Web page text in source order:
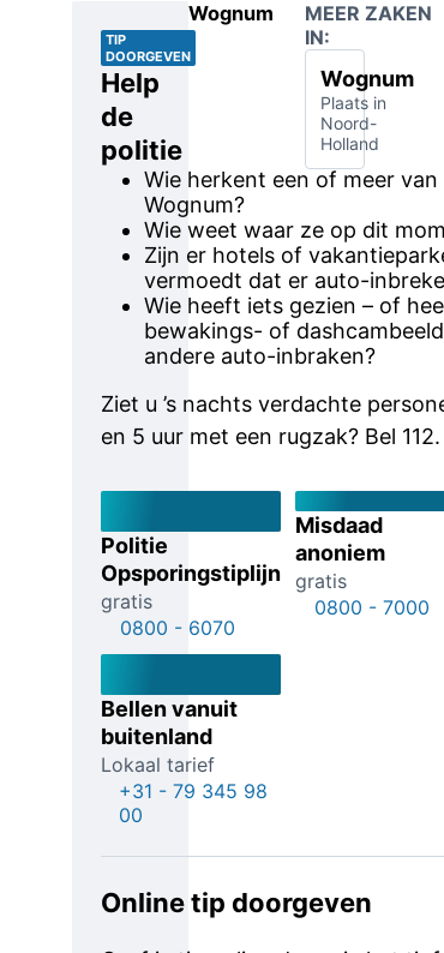
TIP
DOORGEVEN
Help
de
politie
Wie herkent een of meer
Wognum?
Wie weet waar ze op dit
Zijn er hotels of
vermoedt dat er auto-
Wie heeft iets gezien – of
bewakings- of
andere auto-inbraken?
Ziet u ’s nachts verdachte
en 5 uur met een rugzak? Bel 112.
Politie
Opsporingstiplijn
gratis
0800 - 6070
Misdaad
anoniem
gratis
0800 - 7000
Bellen vanuit
buitenland
Lokaal tarief
+31 - 79 345 98
00
Online tip doorgeven
Wognum
MEER ZAKEN
IN:
Wognum
Plaats in
Noord-
Holland